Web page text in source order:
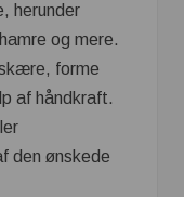
herunder
og mere.
forme
af håndkraft.
den ønskede